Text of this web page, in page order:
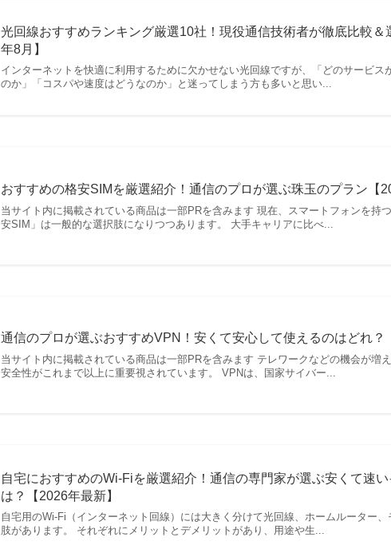
光回線おすすめランキング厳選10社！現役通信技術者が徹底比較＆
年8月】
インターネットを快適に利用するために欠かせない光回線ですが、「どのサービス
のか」「コスパや速度はどうなのか」と迷ってしまう方も多いと思い...
おすすめの格安SIMを厳選紹介！通信のプロが選ぶ珠玉のプラン【
当サイト内に掲載されている商品は一部PRを含みます 現在、スマートフォンを持
安SIM」は一般的な選択肢になりつつあります。 大手キャリアに比べ...
通信のプロが選ぶおすすめVPN！安くて安心して使えるのはどれ？
当サイト内に掲載されている商品は一部PRを含みます テレワークなどの機会が増
安全性がこれまで以上に重要視されています。 VPNは、国家サイバー...
自宅におすすめのWi-Fiを厳選紹介！通信の専門家が選ぶ安くて速
は？【2026年最新】
自宅用のWi-Fi（インターネット回線）には大きく分けて光回線、ホームルーター
肢があります。 それぞれにメリットとデメリットがあり、用途や生...